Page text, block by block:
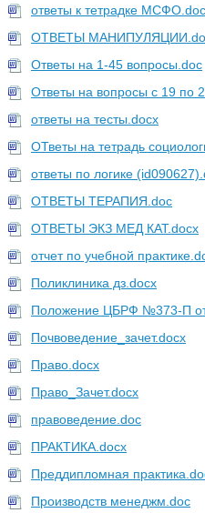
ответы к тетрадке
ОТВЕТЫ
Ответы на 1-45 вопросы.doc
Ответы на вопросы с 19 по
ответы на тесты.docx
ОТветы на тетрадь
ответы по логике
ОТВЕТЫ ТЕРАПИЯ.doc
ОТВЕТЫ ЭКЗ МЕД КАТ.docx
отчет по учебной
Поликлиника дз.docx
Положение ЦБРФ №373-П от
Почвоведение_зачет.docx
Право.docx
Право_Зачет.docx
правоведение.doc
ПРАКТИКА.docx
Преддипломная
Производств менеджм.doc